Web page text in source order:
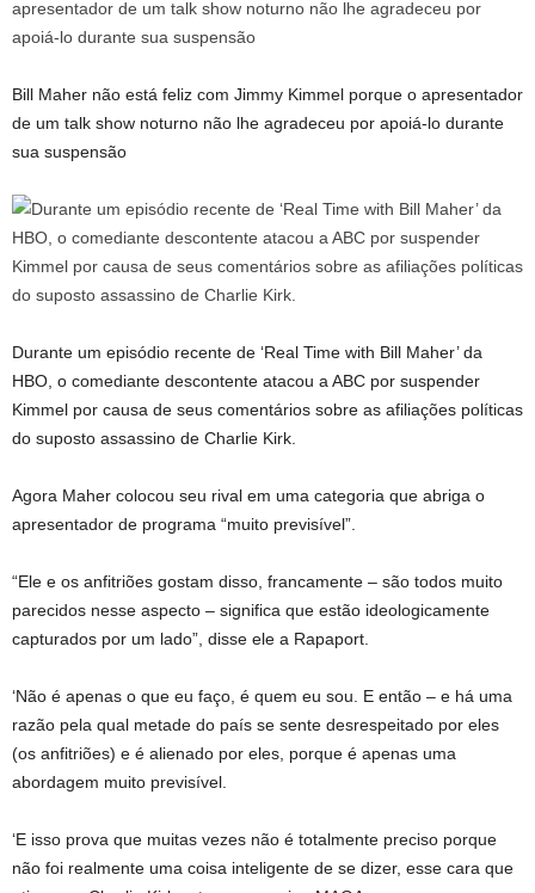
Bill Maher não está feliz com Jimmy Kimmel porque o apresentador
de um talk show noturno não lhe agradeceu por apoiá-lo durante
sua suspensão
Durante um episódio recente de ‘Real Time with Bill Maher’ da
HBO, o comediante descontente atacou a ABC por suspender
Kimmel por causa de seus comentários sobre as afiliações políticas
do suposto assassino de Charlie Kirk.
Agora Maher colocou seu rival em uma categoria que abriga o
apresentador de programa “muito previsível”.
“Ele e os anfitriões gostam disso, francamente – são todos muito
parecidos nesse aspecto – significa que estão ideologicamente
capturados por um lado”, disse ele a Rapaport.
‘Não é apenas o que eu faço, é quem eu sou. E então – e há uma
razão pela qual metade do país se sente desrespeitado por eles
(os anfitriões) e é alienado por eles, porque é apenas uma
abordagem muito previsível.
‘E isso prova que muitas vezes não é totalmente preciso porque
não foi realmente uma coisa inteligente de se dizer, esse cara que